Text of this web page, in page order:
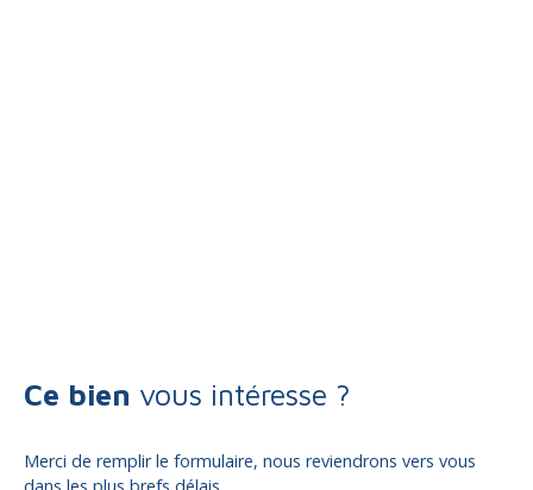
Ce bien vous intéresse ?
Merci de remplir le formulaire, nous reviendrons vers vous